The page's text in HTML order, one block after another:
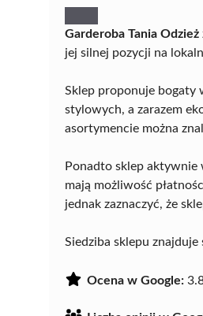
Garderoba Tania Odzież
jej silnej pozycji na
Sklep proponuje bogaty
stylowych, a zarazem
asortymencie można
Ponadto sklep aktywnie
mają możliwość
jednak zaznaczyć, że
Siedziba sklepu
Ocena w Google: